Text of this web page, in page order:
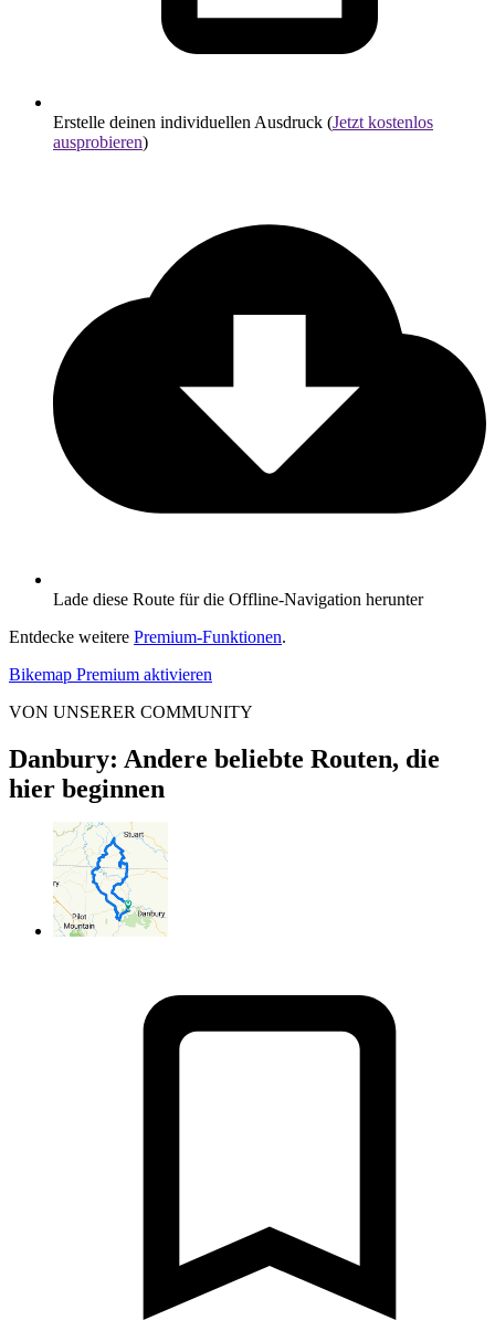
Erstelle deinen individuellen Ausdruck (Jetzt kostenlos
ausprobieren)
Lade diese Route für die Offline-Navigation herunter
Entdecke weitere Premium-Funktionen.
Bikemap Premium aktivieren
VON UNSERER COMMUNITY
Danbury: Andere beliebte Routen, die
hier beginnen